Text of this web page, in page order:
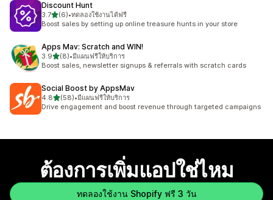
Discount Hunt
3.7เต็ม 5 ดาว
(6)
ทั้งหมด 6 รีวิว
•ทดลองใช้งานได้ฟรี
Boost sales by setting up online treasure hunts in your store
Apps Mav: Scratch and WIN!
3.9เต็ม 5 ดาว
(8)
ทั้งหมด 8 รีวิว
•มีแผนฟรีให้บริการ
Boost sales, newsletter signups & referrals with scratch cards
Social Boost by AppsMav
4.8เต็ม 5 ดาว
(58)
ทั้งหมด 58 รีวิว
•มีแผนฟรีให้บริการ
Drive engagement and boost revenue through targeted campaigns
ต้องการเพิ่มแอปใช่ไหม
ทดลองใช้งาน Shopify ฟรี 3 วัน